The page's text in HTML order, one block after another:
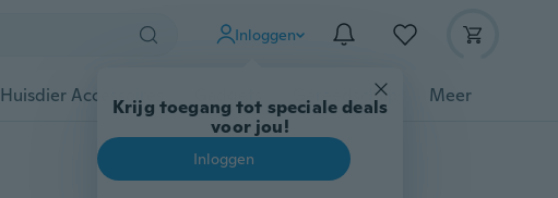
Inloggen
Krijg toegang tot speciale deals
voor jou!
Inloggen
Huisdier Accessoires Gereedschap Meer